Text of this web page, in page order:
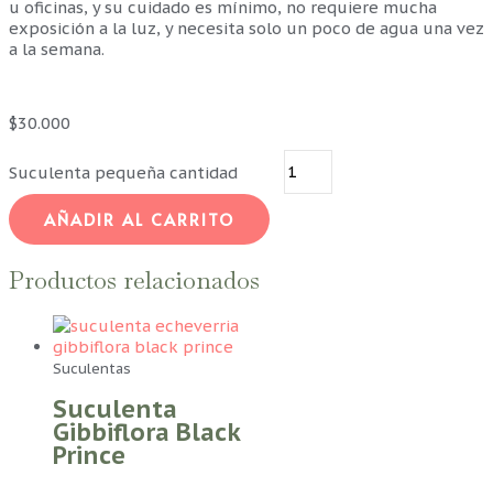
u oficinas, y su cuidado es mínimo, no requiere mucha
exposición a la luz, y necesita solo un poco de agua una vez
a la semana.
$30.000
Suculenta pequeña cantidad
AÑADIR AL CARRITO
Productos relacionados
Suculentas
Suculenta
Gibbiflora Black
Prince